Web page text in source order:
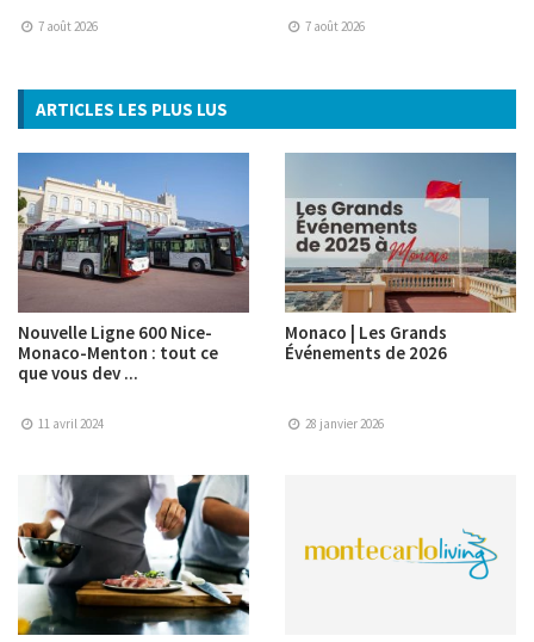
7 août 2026 7 août 2026
ARTICLES LES PLUS LUS
Nouvelle Ligne 600 Nice-
Monaco-Menton : tout ce
que vous dev ...
11 avril 2024
Monaco | Les Grands
Événements de 2026
28 janvier 2026